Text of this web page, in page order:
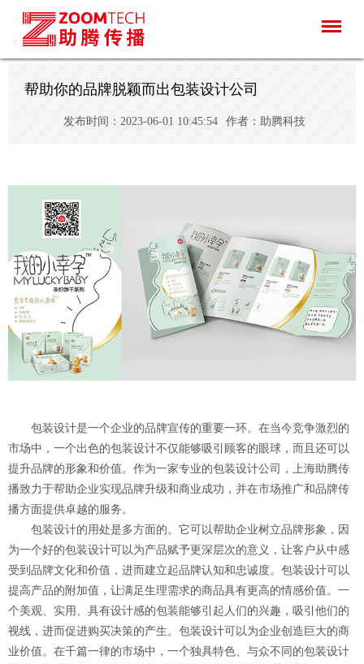
帮助你的品牌脱颖而出包装设计公司
发布时间：2023-06-01 10:45:54 作者：助腾科技
包装设计是一个企业的品牌宣传的重要一环。在当今竞争激烈的
市场中，一个出色的包装设计不仅能够吸引顾客的眼球，而且还可以
提升品牌的形象和价值。作为一家专业的包装设计公司，上海助腾传
播致力于帮助企业实现品牌升级和商业成功，并在市场推广和品牌传
播方面提供卓越的服务。
包装设计的用处是多方面的。它可以帮助企业树立品牌形象，因
为一个好的包装设计可以为产品赋予更深层次的意义，让客户从中感
受到品牌文化和价值，进而建立起品牌认知和忠诚度。包装设计可以
提高产品的附加值，让满足生理需求的商品具有更高的情感价值。一
个美观、实用、具有设计感的包装能够引起人们的兴趣，吸引他们的
视线，进而促进购买决策的产生。包装设计可以为企业创造巨大的商
业价值。在千篇一律的市场中，一个独具特色、与众不同的包装设计